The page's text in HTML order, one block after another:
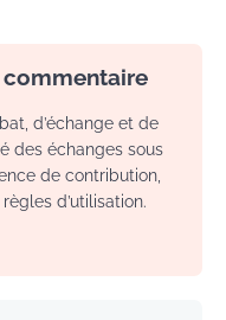
commentaire
d’échange et de
des échanges sous
de contribution,
d’utilisation.